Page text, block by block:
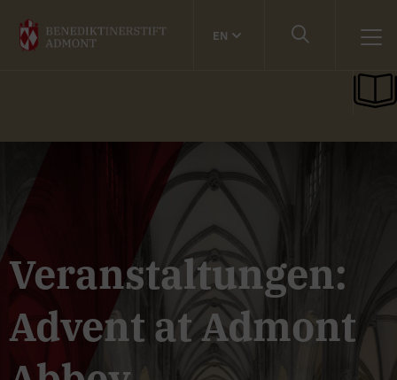
EN
Veranstaltungen:
Advent at Admont